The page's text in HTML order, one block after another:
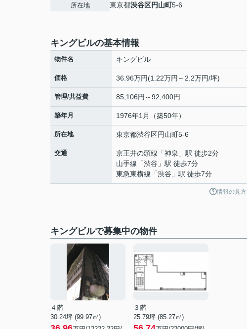
所在地 東京都渋谷区円山町5-6
キングビルの基本情報
物件名 キングビル
価格 36.96万円(1.22万円～2.2万円/坪)
管理/共益費 85,106円～92,400円
築年月 1976年1月（築50年）
所在地 東京都渋谷区円山町5-6
交通 京王井の頭線 「神泉 」駅 徒歩2分
山手線 「渋谷 」駅 徒歩7分
東急東横線 「渋谷 」駅 徒歩7分
情報の見方
キングビルで募集中の物件
４階
30.24坪 (99.97㎡)
３階
25.79坪 (85.27㎡)